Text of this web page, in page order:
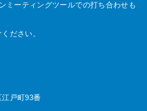
ミーティングツールでの打ち合わせも
ださい。
戸町93番